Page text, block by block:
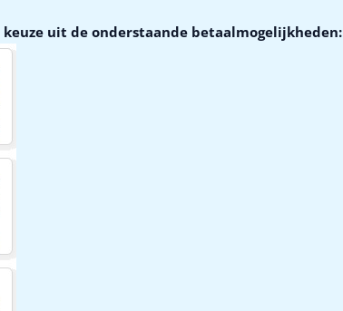
uit de onderstaande betaalmogelijkheden: